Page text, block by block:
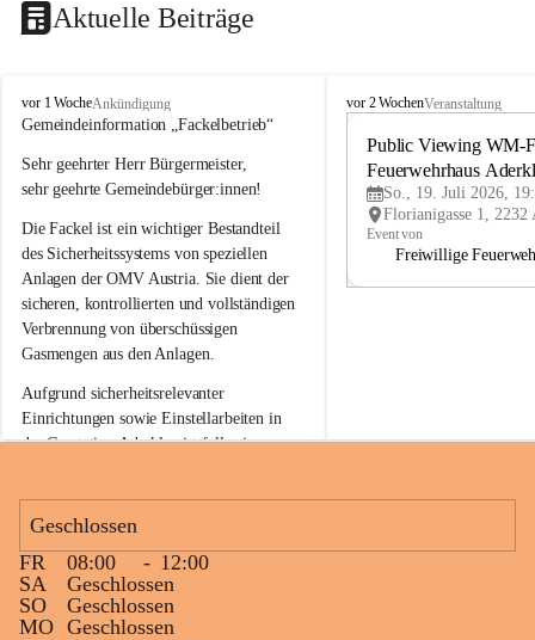
Aktuelle Beiträge
A
d
r
k
a
a
vor 1 WocheAnkündigung
Gemeindeinformation „Fackelbetrieb“
Sehr geehrter Herr Bürgermeister,
sehr geehrte Gemeindebürger:innen!
Die Fackel ist ein wichtiger Bestandteil
des Sicherheitssystems von speziellen
Anlagen der OMV Austria. Sie dient der
sicheren, kontrollierten und vollständigen
Verbrennung von überschüssigen
Gasmengen aus den Anlagen.
Aufgrund sicherheitsrelevanter
Einrichtungen sowie Einstellarbeiten in
der Gasstation Aderklaa ist fallweise
kommenden Tagen und Wochen wird
sein.
Die OMV Austria ist bemüht, für die
Bevölkerung ungewohnte, jedoch
A
vor 2 WochenVeranstaltung
Public Viewing WM-
Feuerwehrhaus
So., 19. Juli 2026,
Event von
Freiwillige
Geschlossen
FR
08:00 - 12:00
SA
Geschlossen
SO
Geschlossen
MO Geschlossen